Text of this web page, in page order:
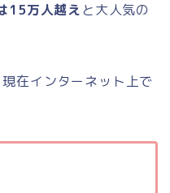
15万人越えと大人気の
在インターネット上で